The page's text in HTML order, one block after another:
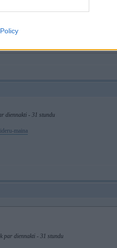
diennakti - 31 stundu
maina
par diennakti - 31 stundu